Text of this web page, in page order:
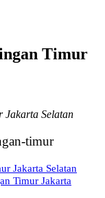
Timur
Jakarta Selatan
timur
Jakarta Selatan
Timur Jakarta